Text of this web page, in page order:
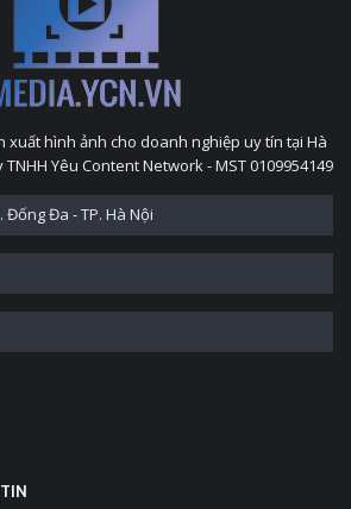
xuất hình ảnh cho doanh nghiệp uy tín tại Hà
Yêu Content Network - MST 0109954149
Đống Đa - TP. Hà Nội